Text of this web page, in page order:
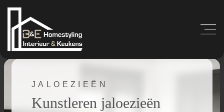
JALOEZIEËN
Kunstleren jaloezieën